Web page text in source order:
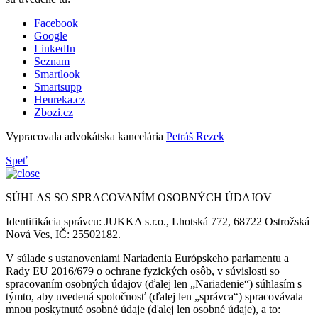
Facebook
Google
LinkedIn
Seznam
Smartlook
Smartsupp
Heureka.cz
Zbozi.cz
Vypracovala advokátska kancelária Petráš Rezek
Speť
SÚHLAS SO SPRACOVANÍM OSOBNÝCH ÚDAJOV
Identifikácia správcu: JUKKA s.r.o., Lhotská 772, 68722 Ostrožská
Nová Ves, IČ: 25502182.
V súlade s ustanoveniami Nariadenia Európskeho parlamentu a
Rady EU 2016/679 o ochrane fyzických osôb, v súvislosti so
spracovaním osobných údajov (ďalej len „Nariadenie“) súhlasím s
týmto, aby uvedená spoločnosť (ďalej len „správca“) spracovávala
mnou poskytnuté osobné údaje (ďalej len osobné údaje), a to: